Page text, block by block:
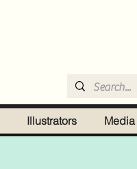
Illustrators Media